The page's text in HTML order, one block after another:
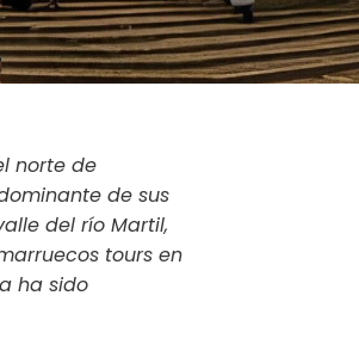
norte de
de sus
del río Martil,
tours en
ha sido